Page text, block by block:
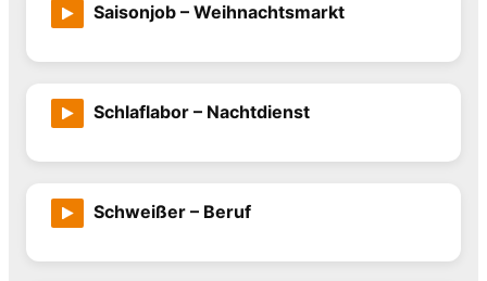
Saisonjob – Weihnachtsmarkt
Schlaflabor – Nachtdienst
Schweißer – Beruf